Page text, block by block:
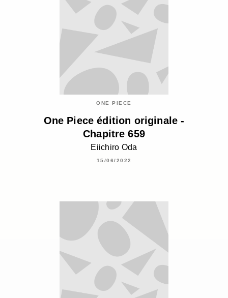
ONE PIECE
One Piece édition originale -
Chapitre 659
Eiichiro Oda
15/06/2022